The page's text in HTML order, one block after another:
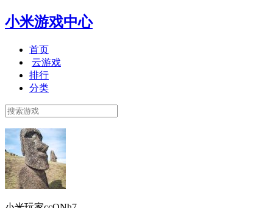
小米游戏中心
首页
云游戏
排行
分类